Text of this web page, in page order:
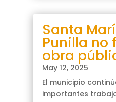
Santa
Punilla no
obra
May 12, 2025
El municipio
importantes